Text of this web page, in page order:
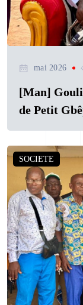
mai 2026
[Man]
de Petit
SOCIETE